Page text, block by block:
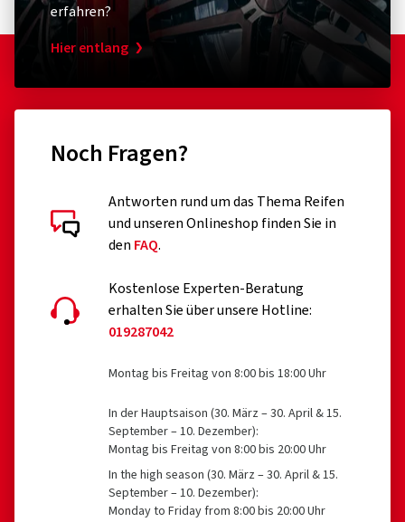
erfahren?
Hier entlang
Noch Fragen?
Antworten rund um das Thema Reifen
und unseren Onlineshop finden Sie in
den FAQ.
Kostenlose Experten-Beratung
erhalten Sie über unsere Hotline:
019287042
Montag bis Freitag von 8:00 bis 18:00 Uhr
In der Hauptsaison (30. März – 30. April & 15.
September – 10. Dezember):
Montag bis Freitag von 8:00 bis 20:00 Uhr
In the high season (30. März – 30. April & 15.
September – 10. Dezember):
Monday to Friday from 8:00 bis 20:00 Uhr